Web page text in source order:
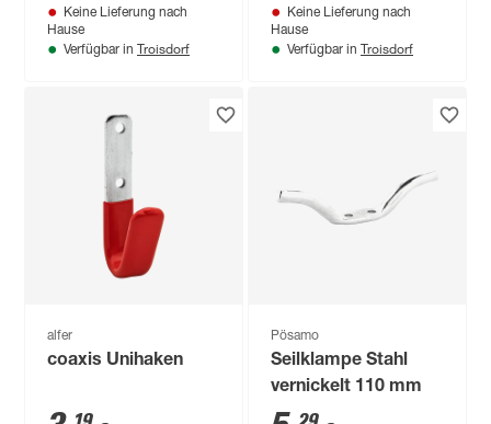
Keine Lieferung nach
Hause
Verfügbar in Troisdorf
Keine Lieferung nach
Hause
Verfügbar in Troisdorf
alfer
coaxis Unihaken
Pösamo
Seilklampe Stahl
vernickelt 110 mm